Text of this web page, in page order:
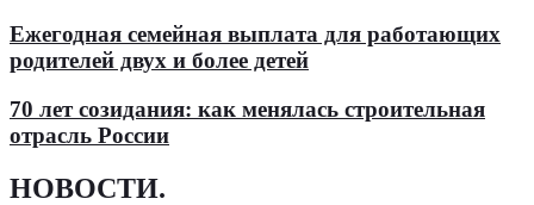
Ежегодная семейная выплата для работающих
родителей двух и более детей
70 лет созидания: как менялась строительная
отрасль России
НОВОСТИ.